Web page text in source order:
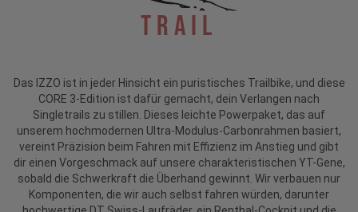
Trail
Das IZZO ist in jeder Hinsicht ein puristisches Trailbike, und diese
CORE 3-Edition ist dafür gemacht, dein Verlangen nach
Singletrails zu stillen. Dieses leichte Powerpaket, das auf
unserem hochmodernen Ultra-Modulus-Carbonrahmen basiert,
vereint Präzision beim Fahren mit Effizienz im Anstieg und gibt
dir einen Vorgeschmack auf unsere charakteristischen YT-Gene,
sobald die Schwerkraft die Überhand gewinnt. Wir verbauen nur
Komponenten, die wir auch selbst fahren würden, darunter